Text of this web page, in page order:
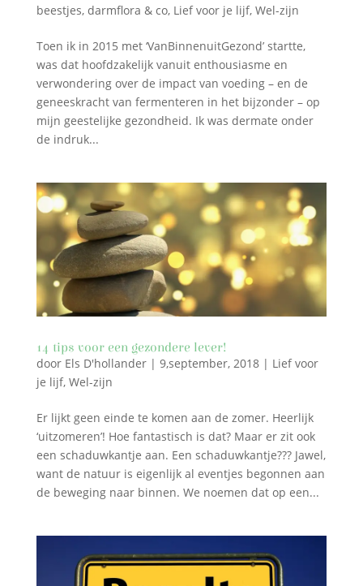
beestjes, darmflora & co, Lief voor je lijf, Wel-zijn
Toen ik in 2015 met ‘VanBinnenuitGezond’ startte,
was dat hoofdzakelijk vanuit enthousiasme en
verwondering over de impact van voeding – en de
geneeskracht van fermenteren in het bijzonder – op
mijn geestelijke gezondheid. Ik was dermate onder
de indruk...
14 tips voor een gezondere lever!
door Els D'hollander| 9,september, 2018| Lief voor
je lijf, Wel-zijn
Er lijkt geen einde te komen aan de zomer. Heerlijk
‘uitzomeren’! Hoe fantastisch is dat? Maar er zit ook
een schaduwkantje aan. Een schaduwkantje??? Jawel,
want de natuur is eigenlijk al eventjes begonnen aan
de beweging naar binnen. We noemen dat op een...